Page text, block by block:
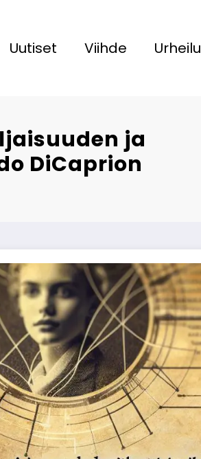
Uutiset Viihde Urheilu
ja
DiCaprion